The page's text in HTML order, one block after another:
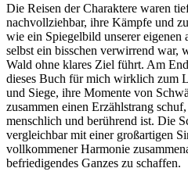
Die Reisen der Charaktere waren
nachvollziehbar, ihre Kämpfe und
wie ein Spiegelbild unserer
selbst ein bisschen verwirrend war,
Wald ohne klares Ziel führt. Am
dieses Buch für mich wirklich zum
und Siege, ihre Momente von
zusammen einen Erzählstrang
menschlich und berührend ist. Die
vergleichbar mit einer großartigen
vollkommener Harmonie
befriedigendes Ganzes zu schaffen.